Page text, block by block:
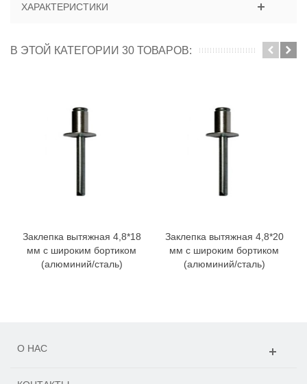
ХАРАКТЕРИСТИКИ
В ЭТОЙ КАТЕГОРИИ 30 ТОВАРОВ:
Заклепка вытяжная 4,8*18
мм с широким бортиком
(алюминий/сталь)
Заклепка вытяжная 4,8*20
мм с широким бортиком
(алюминий/сталь)
О НАС